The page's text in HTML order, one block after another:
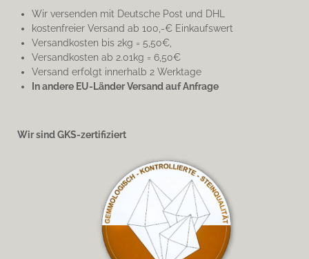
Wir versenden mit Deutsche Post und DHL
kostenfreier Versand ab 100,-€ Einkaufswert
Versandkosten bis 2kg = 5,50€,
Versandkosten ab 2.01kg = 6,50€
Versand erfolgt innerhalb 2 Werktage
In andere EU-Länder Versand auf Anfrage
Wir sind GKS-zertifiziert